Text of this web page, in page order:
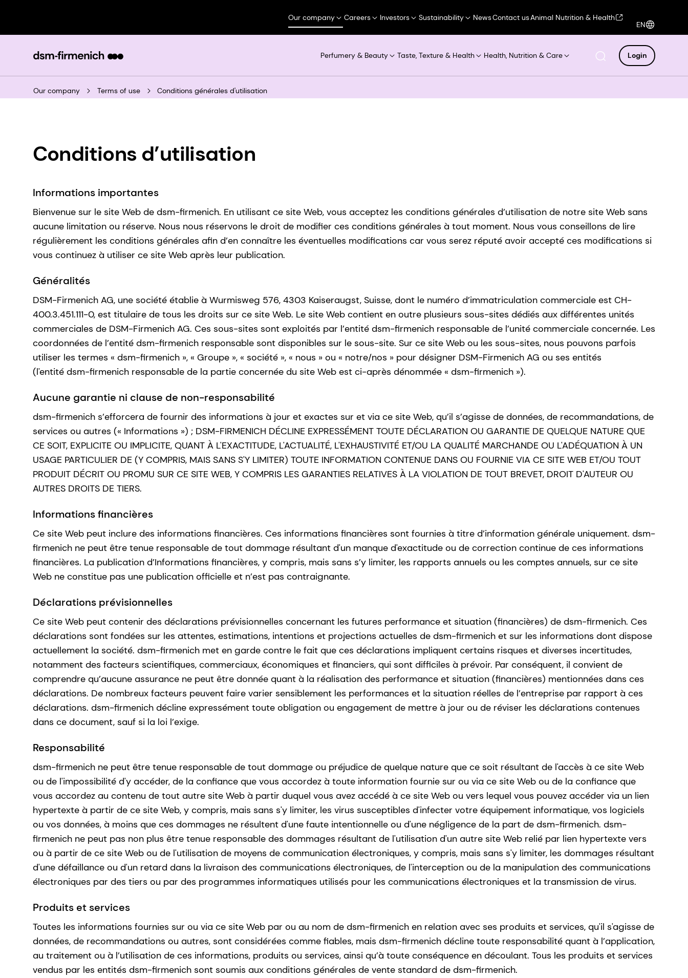
Our company Careers Investors Sustainability NewsContact usAnimal Nutrition & Health
EN
Perfumery & Beauty Taste, Texture & Health Health, Nutrition & Care Login
Our company Terms of use Conditions générales d'utilisation
Conditions d’utilisation
Informations importantes
Bienvenue sur le site Web de dsm-firmenich. En utilisant ce site Web, vous acceptez les conditions générales d’utilisation de notre site Web sans
aucune limitation ou réserve. Nous nous réservons le droit de modifier ces conditions générales à tout moment. Nous vous conseillons de lire
régulièrement les conditions générales afin d’en connaître les éventuelles modifications car vous serez réputé avoir accepté ces modifications si
vous continuez à utiliser ce site Web après leur publication.
Généralités
DSM-Firmenich AG, une société établie à Wurmisweg 576, 4303 Kaiseraugst, Suisse, dont le numéro d’immatriculation commerciale est CH-
400.3.451.111-0, est titulaire de tous les droits sur ce site Web. Le site Web contient en outre plusieurs sous-sites dédiés aux différentes unités
commerciales de DSM-Firmenich AG. Ces sous-sites sont exploités par l’entité dsm-firmenich responsable de l’unité commerciale concernée. Les
coordonnées de l’entité dsm-firmenich responsable sont disponibles sur le sous-site. Sur ce site Web ou les sous-sites, nous pouvons parfois
utiliser les termes « dsm-firmenich », « Groupe », « société », « nous » ou « notre/nos » pour désigner DSM-Firmenich AG ou ses entités
(l'entité dsm-firmenich responsable de la partie concernée du site Web est ci-après dénommée « dsm-firmenich »).
Aucune garantie ni clause de non-responsabilité
dsm-firmenich s’efforcera de fournir des informations à jour et exactes sur et via ce site Web, qu’il s’agisse de données, de recommandations, de
services ou autres (« Informations ») ; DSM-FIRMENICH DÉCLINE EXPRESSÉMENT TOUTE DÉCLARATION OU GARANTIE DE QUELQUE NATURE QUE
CE SOIT, EXPLICITE OU IMPLICITE, QUANT À L'EXACTITUDE, L'ACTUALITÉ, L'EXHAUSTIVITÉ ET/OU LA QUALITÉ MARCHANDE OU L'ADÉQUATION À UN
USAGE PARTICULIER DE (Y COMPRIS, MAIS SANS S'Y LIMITER) TOUTE INFORMATION CONTENUE DANS OU FOURNIE VIA CE SITE WEB ET/OU TOUT
PRODUIT DÉCRIT OU PROMU SUR CE SITE WEB, Y COMPRIS LES GARANTIES RELATIVES À LA VIOLATION DE TOUT BREVET, DROIT D'AUTEUR OU
AUTRES DROITS DE TIERS.
Informations financières
Ce site Web peut inclure des informations financières. Ces informations financières sont fournies à titre d’information générale uniquement. dsm-
firmenich ne peut être tenue responsable de tout dommage résultant d'un manque d'exactitude ou de correction continue de ces informations
financières. La publication d’Informations financières, y compris, mais sans s’y limiter, les rapports annuels ou les comptes annuels, sur ce site
Web ne constitue pas une publication officielle et n’est pas contraignante.
Déclarations prévisionnelles
Ce site Web peut contenir des déclarations prévisionnelles concernant les futures performance et situation (financières) de dsm-firmenich. Ces
déclarations sont fondées sur les attentes, estimations, intentions et projections actuelles de dsm-firmenich et sur les informations dont dispose
actuellement la société. dsm-firmenich met en garde contre le fait que ces déclarations impliquent certains risques et diverses incertitudes,
notamment des facteurs scientifiques, commerciaux, économiques et financiers, qui sont difficiles à prévoir. Par conséquent, il convient de
comprendre qu’aucune assurance ne peut être donnée quant à la réalisation des performance et situation (financières) mentionnées dans ces
déclarations. De nombreux facteurs peuvent faire varier sensiblement les performances et la situation réelles de l’entreprise par rapport à ces
déclarations. dsm-firmenich décline expressément toute obligation ou engagement de mettre à jour ou de réviser les déclarations contenues
dans ce document, sauf si la loi l’exige.
Responsabilité
dsm-firmenich ne peut être tenue responsable de tout dommage ou préjudice de quelque nature que ce soit résultant de l'accès à ce site Web
ou de l'impossibilité d'y accéder, de la confiance que vous accordez à toute information fournie sur ou via ce site Web ou de la confiance que
vous accordez au contenu de tout autre site Web à partir duquel vous avez accédé à ce site Web ou vers lequel vous pouvez accéder via un lien
hypertexte à partir de ce site Web, y compris, mais sans s'y limiter, les virus susceptibles d'infecter votre équipement informatique, vos logiciels
ou vos données, à moins que ces dommages ne résultent d'une faute intentionnelle ou d'une négligence de la part de dsm-firmenich. dsm-
firmenich ne peut pas non plus être tenue responsable des dommages résultant de l'utilisation d'un autre site Web relié par lien hypertexte vers
ou à partir de ce site Web ou de l'utilisation de moyens de communication électroniques, y compris, mais sans s'y limiter, les dommages résultant
d'une défaillance ou d'un retard dans la livraison des communications électroniques, de l'interception ou de la manipulation des communications
électroniques par des tiers ou par des programmes informatiques utilisés pour les communications électroniques et la transmission de virus.
Produits et services
Toutes les informations fournies sur ou via ce site Web par ou au nom de dsm-firmenich en relation avec ses produits et services, qu'il s'agisse de
données, de recommandations ou autres, sont considérées comme fiables, mais dsm-firmenich décline toute responsabilité quant à l’application,
au traitement ou à l’utilisation de ces informations, produits ou services, ainsi qu’à toute conséquence en découlant. Tous les produits et services
vendus par les entités dsm-firmenich sont soumis aux conditions générales de vente standard de dsm-firmenich.